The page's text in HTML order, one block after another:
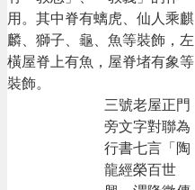
用。其中脊有螭虎、仙人乘麒
麟、獅子、龜、魚等裝飾，左
橫屋脊上有魚，屋脊堵有象等
裝飾。
三號老屋正門
旁文字對聯為
行書七言「陶
龍經榮百世